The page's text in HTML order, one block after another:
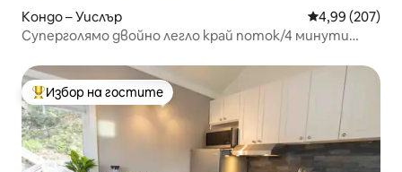
Кондо – Уислър Средна
4,99 (207)
Суперголямо двойно легло край поток/4 минути
Най-популярен избор на гостите
Избор на гостите